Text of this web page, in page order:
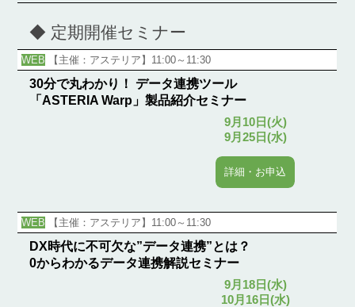
◆ 定期開催セミナー
WEB 【主催：アステリア】11:00～11:30
30分で丸わかり！ データ連携ツール
「ASTERIA Warp」製品紹介セミナー
9月10日(火)
9月25日(水)
詳細・お申込
WEB 【主催：アステリア】11:00～11:30
DX時代に不可欠な”データ連携”とは？
0からわかるデータ連携解説セミナー
9月18日(水)
10月16日(水)